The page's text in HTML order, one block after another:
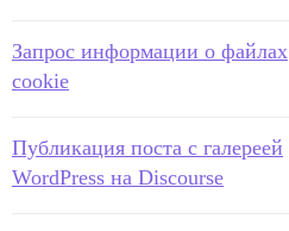
Запрос информации о файлах
cookie
Публикация поста с галереей
WordPress на Discourse